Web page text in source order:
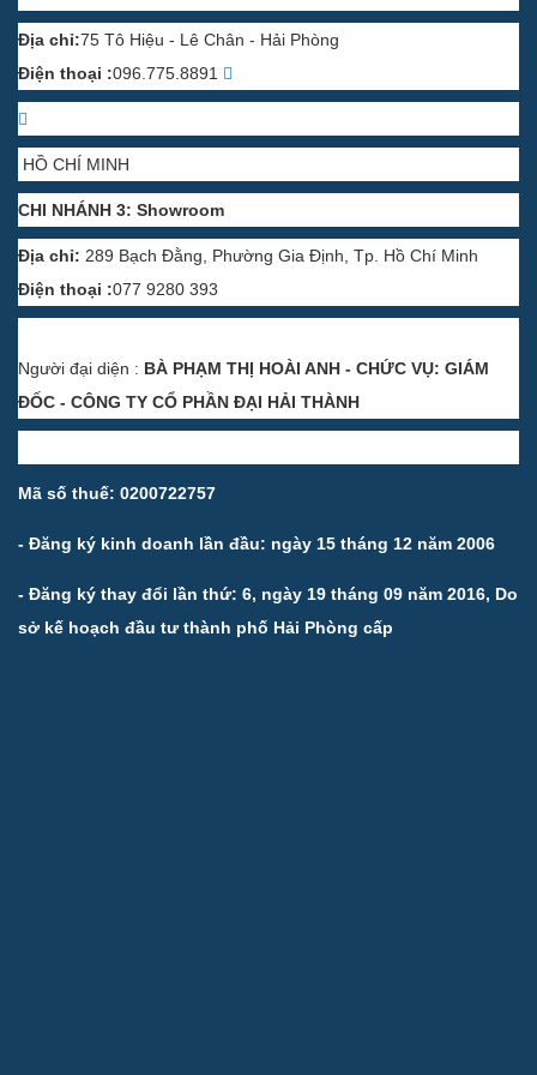
Địa chỉ:75 Tô Hiệu - Lê Chân - Hải Phòng
Điện thoại :096.775.8891
HỒ CHÍ MINH
CHI NHÁNH 3: Showroom
Địa chỉ: 289 Bạch Đằng, Phường Gia Định, Tp. Hồ Chí Minh
Điện thoại :077 9280 393
Người đại diện : BÀ PHẠM THỊ HOÀI ANH - CHỨC VỤ: GIÁM
ĐỐC - CÔNG TY CỔ PHẦN ĐẠI HẢI THÀNH
Mã số thuế: 0200722757
- Đăng ký kinh doanh lần đầu: ngày 15 tháng 12 năm 2006
- Đăng ký thay đổi lần thứ: 6, ngày 19 tháng 09 năm 2016, Do
sở kế hoạch đầu tư thành phố Hải Phòng cấp